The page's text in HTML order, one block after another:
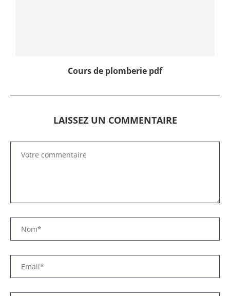
Cours de plomberie pdf
LAISSEZ UN COMMENTAIRE